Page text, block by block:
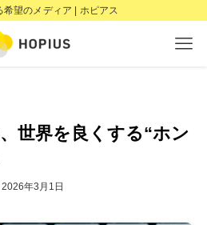
希望のメディア | ホピアス
世界を良くする“ホン
2026年3月1日